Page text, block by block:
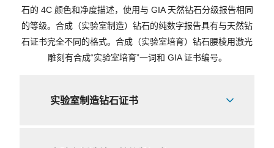
石的 4C 颜色和净度描述，使用与 GIA 天然钻石分级报告相同
的等级。合成（实验室制造）钻石的纯数字报告具有与天然钻
石证书完全不同的格式。合成（实验室培育）钻石腰棱用激光
雕刻有合成“实验室培育”一词和 GIA 证书编号。
实验室制造钻石证书